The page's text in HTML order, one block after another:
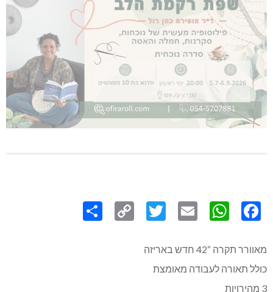
Link
מאוורר תקרה “42 חדש באריזה
כולל תאורה לעבודה מאומצת
3 מהירויות